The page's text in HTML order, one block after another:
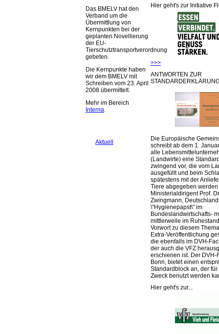
Das BMELV hat den
Verband um die
Übermittlung von
Kernpunkten bei der
geplanten Novellierung
der EU-
Tierschutztransportverordnung
gebeten.
Die Kernpunkte haben
wir dem BMELV mit
Schreiben vom 23. April
2008 übermittelt.
Mehr im Bereich
Interna.
Aktuell
Hier geht's zur Initiative
>>>
ANTWORTEN ZUR
Die Europäische
schreibt ab dem 1.
alle
(Landwirte) eine
zwingend vor, die vom
ausgefüllt und beim
spätestens mit der
Tiere abgegeben werden
Ministerialdirigent Prof.
Zwingmann,
\"Hygienepapst\" im
Bundeslandwirtschafts-
mittlerweile im
Vorwort zu diesem
Extra-Veröffentlichung
die ebenfalls im DVH-
der auch die VFZ
erschienen ist. Der DVH-
Bonn, bietet einen
Standardblock an, der
Zweck benutzt werden
Hier geht's zur...